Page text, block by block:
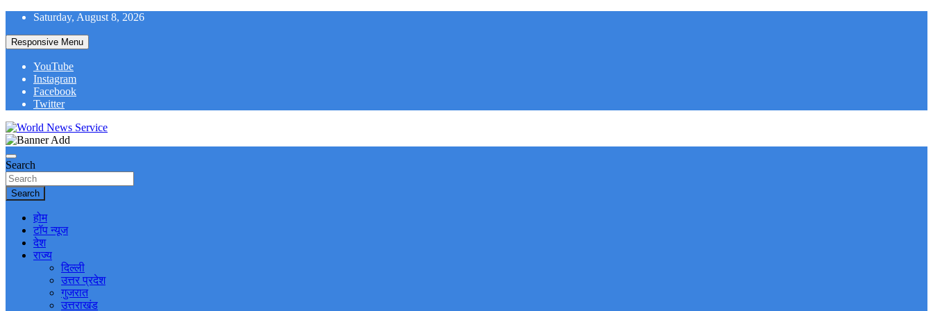
Skip
content
Saturday, August 8, 2026
Responsive Menu
YouTube
Instagram
Facebook
Twitter
World News Service
Search
Search
होम
टॉप न्यूज
देश
राज्य
दिल्ली
उत्तर प्रदेश
गुजरात
उत्तराखंड